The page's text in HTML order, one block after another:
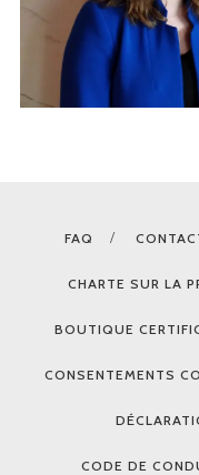
FAQ
CHARTE SUR LA
BOUTIQUE
CONSENTEMENTS
CODE DE